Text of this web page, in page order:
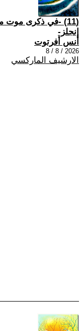
(11) -في ذكرى موت
إنجلز-
أنس أفرتوت
2026 / 8 / 8
الارشيف الماركسي